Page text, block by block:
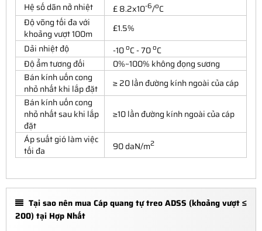
Hệ số dãn nở nhiệt
£ 8.2x10-6/oC
Độ võng tối đa với
khoảng vượt 100m
£1.5%
Dải nhiệt độ
-10oC - 70oC
Độ ẩm tương đối
0%~100% không đọng sương
Bán kính uốn cong
nhỏ nhất khi lắp đặt
≥ 20 lần đường kính ngoài của cáp
Bán kính uốn cong
nhỏ nhất sau khi lắp
đặt
≥10 lần đường kính ngoài của cáp
Áp suất gió làm việc
tối đa
90 daN/m2
Tại sao nên mua Cáp quang tự treo ADSS (khoảng vượt ≤
200) tại Hợp Nhất